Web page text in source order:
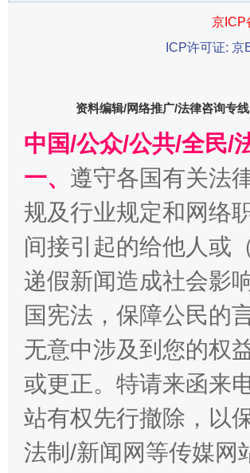
东山县通报“牛蛙产品抗生素超标问题”
千年窑火 生生不息
揭开“小金库”的免责幌子
京ICP
ICP许可证:
资料编辑/网络推广/法律咨询专线
中国/公众/公共/全民/
一、 遵守各国有关法
规及行业规定和网络
间接引起的给他人或
递假新闻造成社会影
国宪法，保障公民的
无意中涉及到您的权
或更正。特请来函来
站有权先行撤除，以
法制/新闻网等传媒网